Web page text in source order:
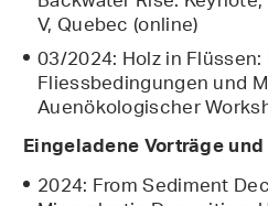
V, Quebec (online)
03/2024: Holz in
Fliessbedingungen und
Auenökologischer
Eingeladene Vorträge
2024: From Sediment